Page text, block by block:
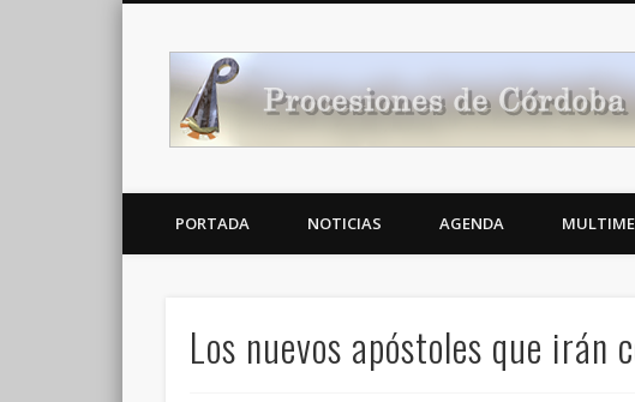
Noticias Cofrades
PORTADA NOTICIAS AGENDA
Los nuevos apóstoles que irán